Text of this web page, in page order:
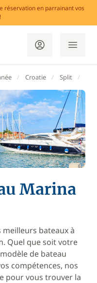
réservation en parrainant vos
Croatie Split
Marina
bateaux à
Quel que soit votre
de bateau
compétences, nos
pour vous trouver la